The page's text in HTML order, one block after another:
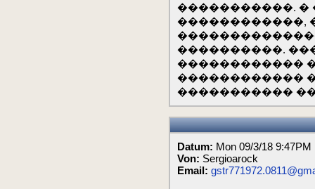
�����������. �
������������,
����������.
������������
������������
�����������
Datum: Mon 09/3/18 9:47PM
Von: Sergioarock
Email: